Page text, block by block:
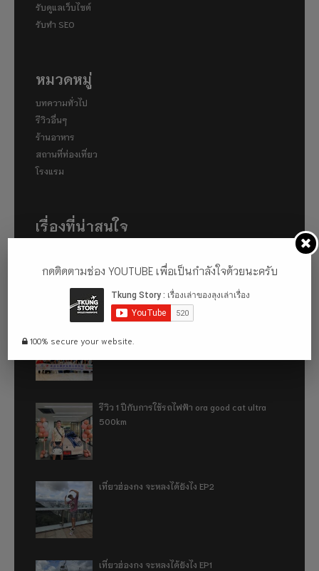
รับดูแลเว็บไซต์
รับทำ SEO
หมวดหมู่
บทความทั่วไป
รีวิวอื่นๆ
ร้านอาหาร
สถานที่ท่องเที่ยว
โรงแรม
เรื่องที่น่าสนใจ
ธรรมชาติที่ตั้งอยู่ในเขตเทือกเขาแอลป์ญี่ปุ่น
รีวิว 1 ปีกับการใช้รถไฟฟ้า ora good cat ultra
500km
เที่ยวฮ่องกง จะหลงได้ยังไง EP2
เที่ยวฮ่องกง จะหลงได้ยังไง EP1
กดติดตามช่อง YOUTUBE เพื่อเป็นกำลังใจด้วยนะครับ
100% secure your website.